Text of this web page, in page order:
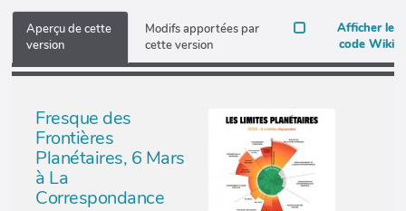
Aperçu de cette
version
Modifs apportées par
cette version
Afficher le
code Wiki
Fresque des
Frontières
Planétaires, 6 Mars
à La
Correspondance